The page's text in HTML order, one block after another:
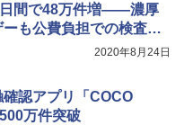
間で48万件増――濃厚
も公費負担での検査対
2020年8月24日
認アプリ「COCO
万件突破